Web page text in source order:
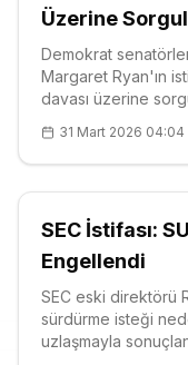
Üzerine
Demokrat
Margaret Ryan'ın
davası üzerine
destekler $0.3180.
31 Mart 2026 04:04
SEC İstifası:
Engellendi
SEC eski direktörü
sürdürme isteği
uzlaşmayla